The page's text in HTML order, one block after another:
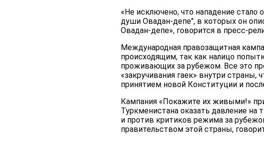
«Не исключено, что нападение
души Овадан-депе", в которых он
Овадан-депе», говорится в пресс-
Международная правозащитная
происходящим, так как налицо
проживающих за рубежом. Все это
«закручивания гаек» внутри
принятием новой Конституции и
Кампания «Покажите их живыми!»
Туркменистана оказать давление
и против критиков режима за
правительством этой страны,